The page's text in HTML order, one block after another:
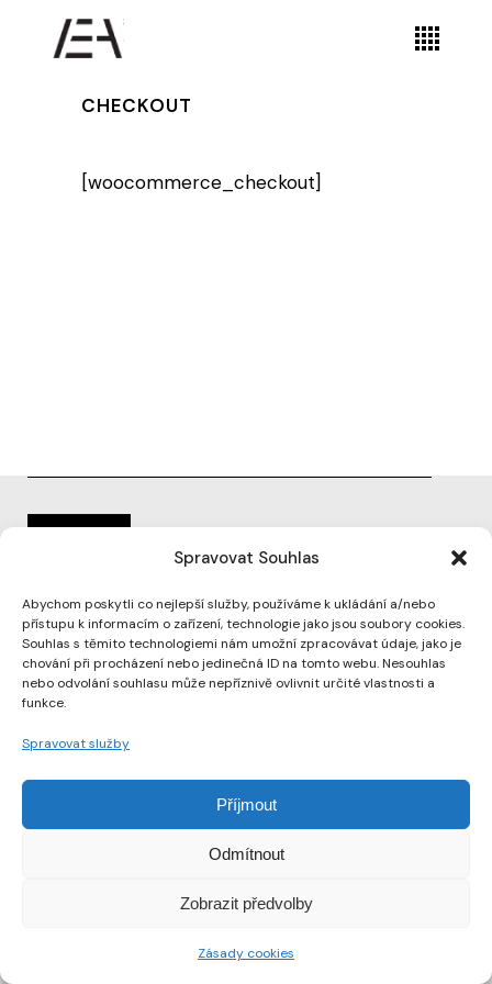
Spravovat Souhlas
Abychom poskytli co nejlepší služby, používáme k ukládání a/nebo
přístupu k informacím o zařízení, technologie jako jsou soubory cookies.
Souhlas s těmito technologiemi nám umožní zpracovávat údaje, jako je
chování při procházení nebo jedinečná ID na tomto webu. Nesouhlas
nebo odvolání souhlasu může nepříznivě ovlivnit určité vlastnosti a
funkce.
Spravovat služby
Příjmout
Odmítnout
Zobrazit předvolby
Zásady cookies
CHECKOUT
[woocommerce_checkout]
Instagram
Linkedin
Zásady cookies